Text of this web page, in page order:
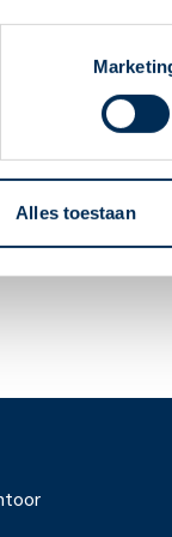
Alles toestaan
vaccin